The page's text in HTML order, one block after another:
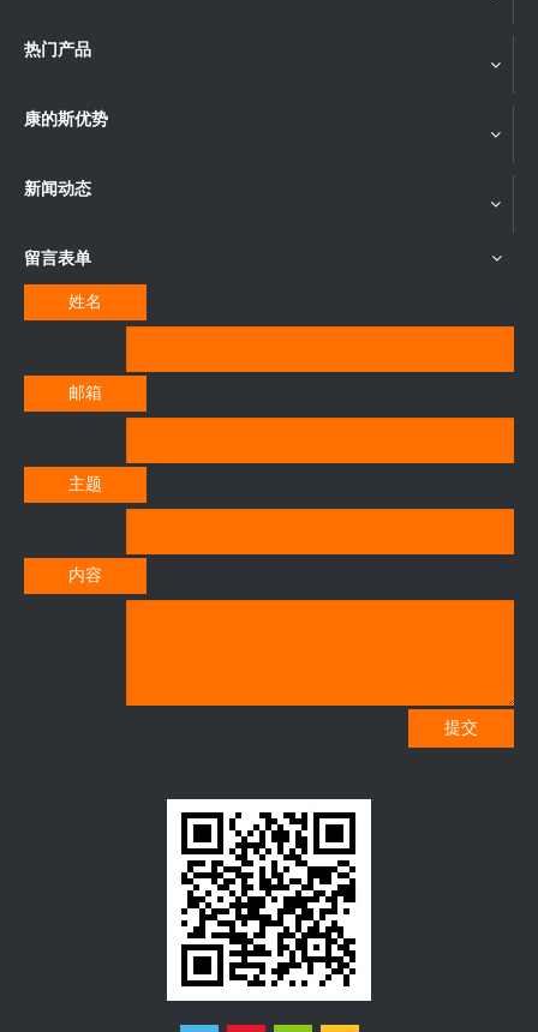
热门产品
康的斯优势
新闻动态
留言表单
姓名
邮箱
主题
内容
提交